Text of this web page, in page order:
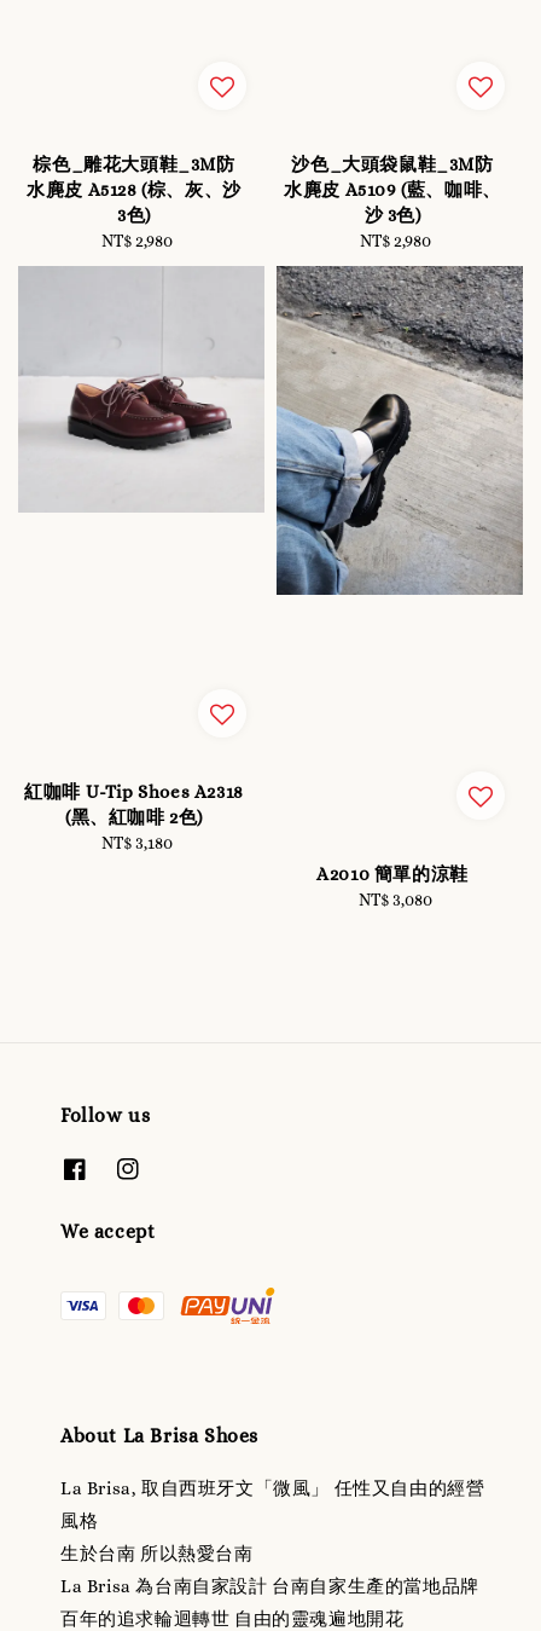
棕色_雕花大頭鞋_3M防
水麂皮 A5128 (棕、灰、沙
3色)
Regular
price
NT$ 2,980
沙色_大頭袋鼠鞋_3M防
水麂皮 A5109 (藍、咖啡、
沙 3色)
Regular
price
NT$ 2,980
紅咖啡 U-Tip Shoes A2318
(黑、紅咖啡 2色)
Regular
NT$ 3,180
A2010 簡單的涼鞋
Regular
NT$ 3,080
Follow us
We accept
About La Brisa Shoes
La Brisa, 取自西班牙文「微風」 任性又自由的經營
風格
生於台南 所以熱愛台南
La Brisa 為台南自家設計 台南自家生產的當地品牌
百年的追求輪迴轉世 自由的靈魂遍地開花